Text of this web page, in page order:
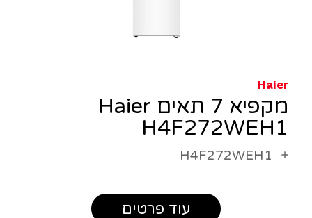
Haier
מקפיא 7 תאים Haier
H4F272WEH1
H4F272WEH1
עוד פרטים